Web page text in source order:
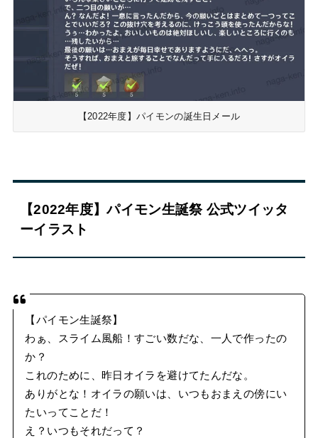
【2022年度】パイモンの誕生日メール
【2022年度】パイモン生誕祭 公式ツイッタ
ーイラスト
【パイモン生誕祭】
わぁ、スライム風船！すごい数だな、一人で作ったの
か？
これのために、昨日オイラを避けてたんだな。
ありがとな！オイラの願いは、いつもおまえの傍にい
たいってことだ！
え？いつもそれだって？